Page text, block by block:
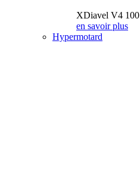
XDiavel V4 100
en savoir plus
Hypermotard